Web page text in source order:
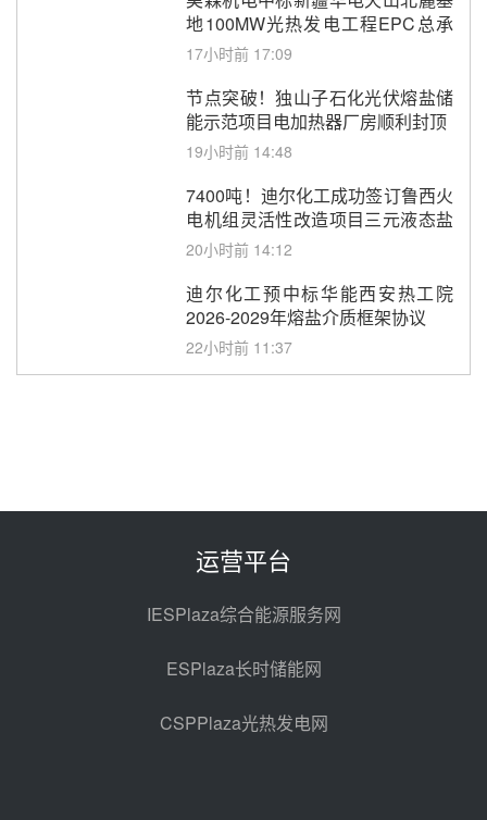
地100MW光热发电工程EPC总承
包项目熔盐介质超声波流量计采购
17小时前 17:09
节点突破！独山子石化光伏熔盐储
能示范项目电加热器厂房顺利封顶
19小时前 14:48
7400吨！迪尔化工成功签订鲁西火
电机组灵活性改造项目三元液态盐
采购合同
20小时前 14:12
迪尔化工预中标华能西安热工院
2026-2029年熔盐介质框架协议
22小时前 11:37
规模化助力构建绿色低碳电力供给
架协议项目中标候选人公示
350MW光热大基地建设提速！哈
锅中标格尔木项目蒸汽发生系统
前天 08-04 09:54
运营平台
IESPlaza综合能源服务网
ESPlaza长时储能网
CSPPlaza光热发电网